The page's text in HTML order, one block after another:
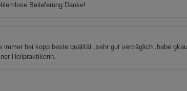
Belieferung:Danke!
immer bei kopp beste qualität ,sehr gut verträglich ,habe
Heilpraktikerin.